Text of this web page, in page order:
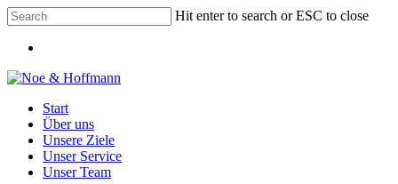
Skip
to
main
Hit enter to search or ESC to close
Search
Menu
Start
Über uns
Unsere Ziele
Unser Service
Unser Team